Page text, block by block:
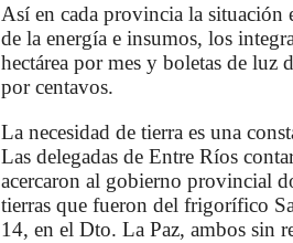
Así en cada provincia la situación
de la energía e insumos, los
hectárea por mes y boletas de luz
por centavos.
La necesidad de tierra es una
Las delegadas de Entre Ríos
acercaron al gobierno provincial
tierras que fueron del frigorífico
14, en el Dto. La Paz, ambos sin